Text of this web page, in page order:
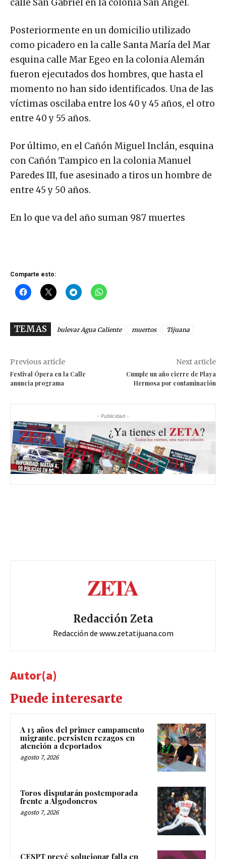
calle San Gabriel en la colonia San Ángel.
Posteriormente en un domicilio utilizado
como picadero en la calle Santa María del Mar
esquina calle Mar Egeo en la colonia Alemán
fueron ejecutados dos hombres, que hasta el
momento no han sido identificados. Una de las
víctimas oscilaba entre los 40 y 45 años, el otro
entre 40 y 55 años.
Por último, en el Cañón Miguel Inclán, esquina
con Cañón Tampico en la colonia Manuel
Paredes III, fue asesinado a tiros un hombre de
entre 45 y 50 años.
En lo que va del año suman 987 muertes
Comparte esto:
TEMAS bulevar Agua Caliente muertos Tijuana
Previous article
Festival Ópera en la Calle
anuncia programa
Next article
Cumple un año cierre de Playa
Hermosa por contaminación
- Publicidad -
Redacción Zeta
Redacción de www.zetatijuana.com
Autor(a)
Puede interesarte
A 13 años del primer campamento
migrante, persisten rezagos en
atención a deportados
agosto 7, 2026
Toros disputarán postemporada
frente a Algodoneros
agosto 7, 2026
CESPT prevé solucionar falla en